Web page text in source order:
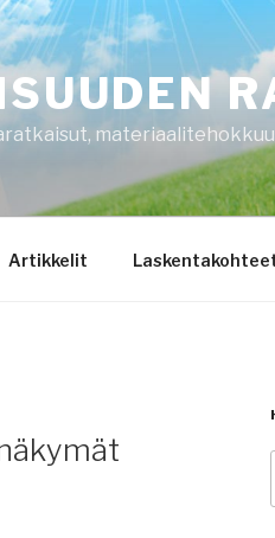
Artikkelit